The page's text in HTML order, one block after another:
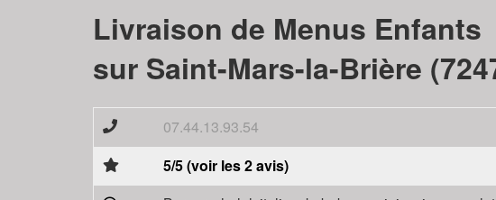
Livraison de Menus Enfants
sur Saint-Mars-la-Brière
07.44.13.93.54
5/5 (voir les 2 avis)